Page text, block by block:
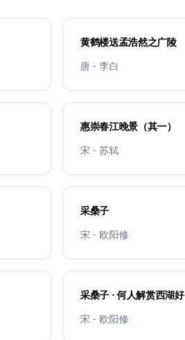
黄鹤楼送孟浩然之广陵
唐 - 李白
惠崇春江晚景（其一）
宋 - 苏轼
采桑子
宋 - 欧阳修
采桑子 · 何人解赏西湖好
宋 - 欧阳修